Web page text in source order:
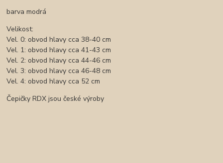
barva modrá
Velikost:
Vel. 0: obvod hlavy cca 38-40 cm
Vel. 1: obvod hlavy cca 41-43 cm
Vel. 2: obvod hlavy cca 44-46 cm
Vel. 3: obvod hlavy cca 46-48 cm
Vel. 4: obvod hlavy cca 52 cm
Čepičky RDX jsou české výroby